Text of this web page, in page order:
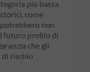
più bassa
come
non
futuro profilo di
che gli
rischio